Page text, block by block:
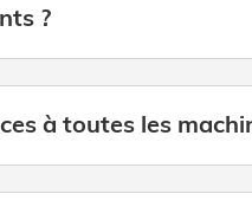
?
à toutes les